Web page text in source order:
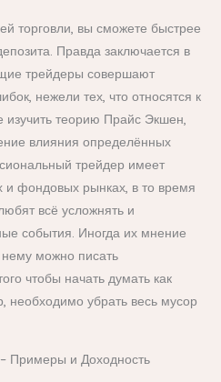
торговли, вы сможете быстрее
Правда заключается в
трейдеры совершают
нежели тех, что относятся к
изучить теорию Прайс Экшен,
влияния определённых
трейдер имеет
фондовых рынках, в то время
всё усложнять и
события. Иногда их мнение
нему можно писать
чтобы начать думать как
необходимо убрать весь мусор
Примеры и Доходность